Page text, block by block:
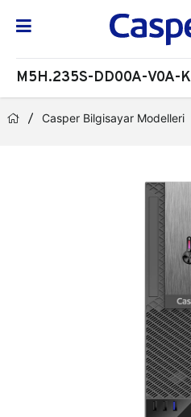
M5H.235S-DD00A-V0A-K
Casper Bilgisayar Modelleri